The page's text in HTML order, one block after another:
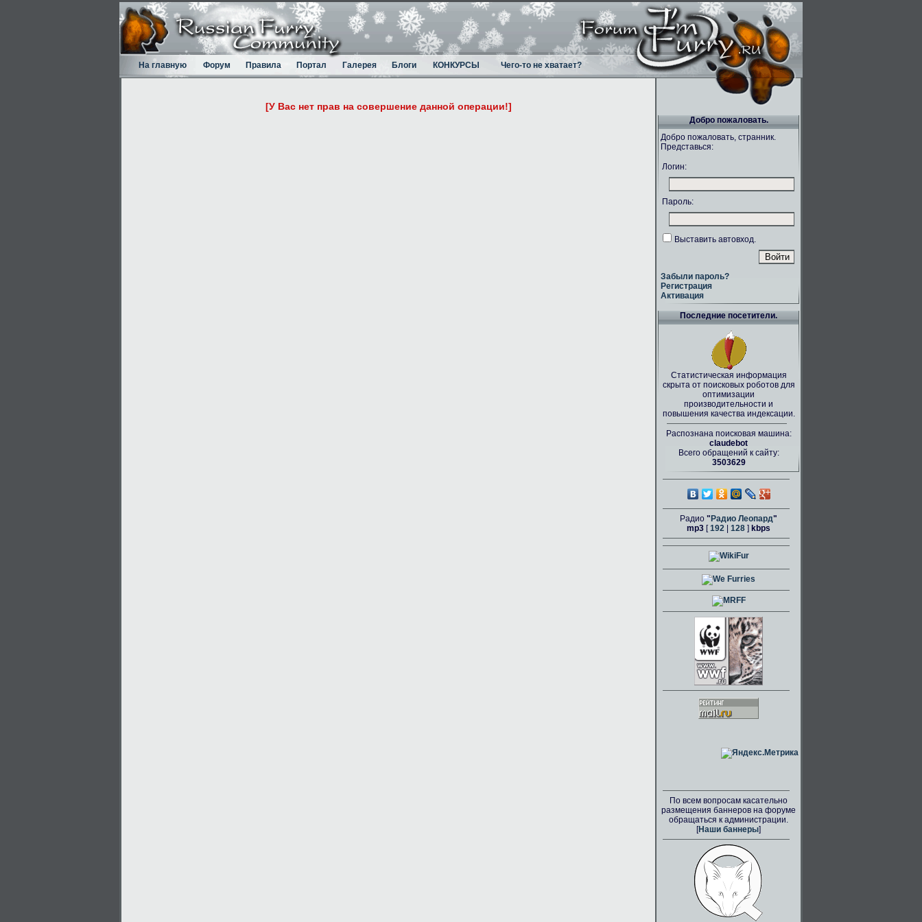
На главную Форум Правила Портал Галерея Блоги КОНКУРСЫ Чего-то не хватает?
[У Вас нет прав на совершение данной операции!]
Добро пожаловать.
Добро пожаловать, странник.
Представься:
Логин:
Пароль:
Выставить автовход.
Забыли пароль?
Регистрация
Активация
Последние посетители.
Статистическая информация
скрыта от поисковых роботов для
оптимизации
производительности и
повышения качества индексации.
Распознана поисковая машина:
claudebot
Всего обращений к сайту:
3503629
Радио " Радио Леопард"
mp3 [192 128 ] kbps
По всем вопросам касательно
размещения баннеров на форуме
обращаться к администрации.
[Наши баннеры]